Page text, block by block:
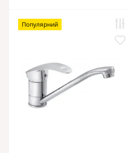
Популярний